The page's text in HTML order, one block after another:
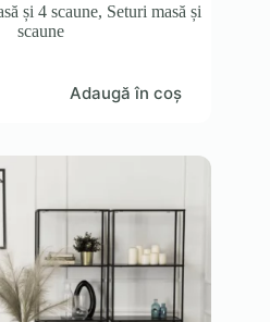
și 4 scaune, Seturi masă și
scaune
Adaugă în coș